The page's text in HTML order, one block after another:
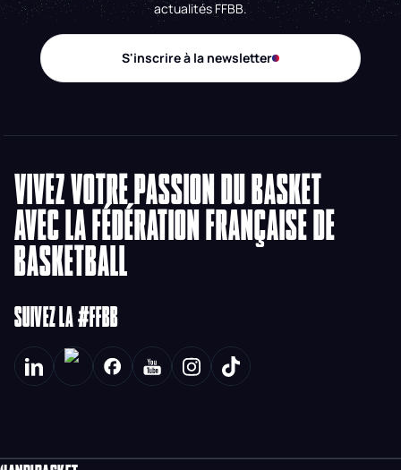
actualités FFBB.
S'inscrire à la newsletter
VIVEZ VOTRE PASSION DU BASKET
AVEC LA FÉDÉRATION FRANÇAISE DE
BASKETBALL
SUIVEZ LA #FFBB